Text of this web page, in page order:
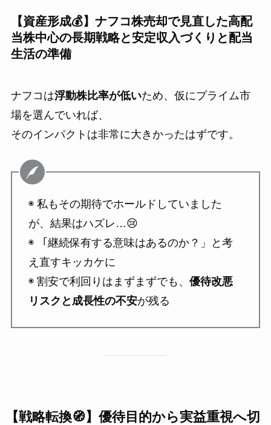
【資産形成💰】ナフコ株売却で見直した高配
当株中心の長期戦略と安定収入づくりと配当
生活の準備
ナフコは浮動株比率が低いため、仮にプライム市
場を選んでいれば、
そのインパクトは非常に大きかったはずです。
◉ 私もその期待でホールドしていました
が、結果はハズレ…😢
◉ 「継続保有する意味はあるのか？」と考
え直すキッカケに
◉ 割安で利回りはまずまずでも、 優待改悪
リスクと成長性の不安が残る
【戦略転換🧭】優待目的から実益重視へ切